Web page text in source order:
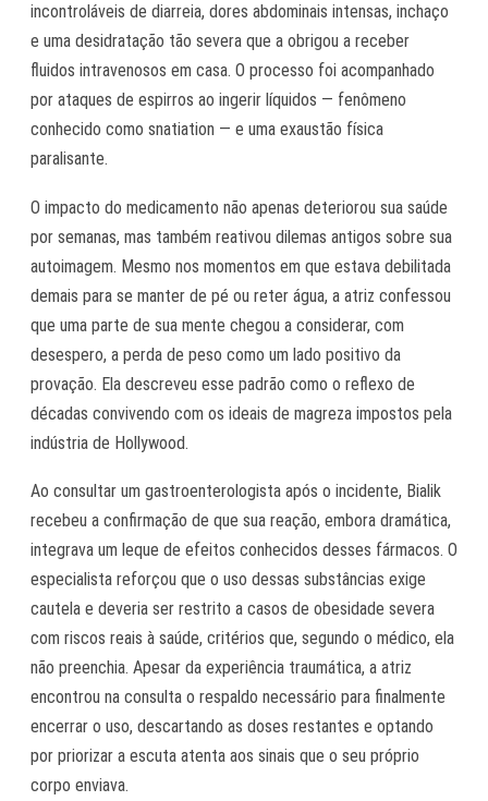
incontroláveis de diarreia, dores abdominais intensas, inchaço
e uma desidratação tão severa que a obrigou a receber
fluidos intravenosos em casa. O processo foi acompanhado
por ataques de espirros ao ingerir líquidos — fenômeno
conhecido como snatiation — e uma exaustão física
paralisante.
O impacto do medicamento não apenas deteriorou sua saúde
por semanas, mas também reativou dilemas antigos sobre sua
autoimagem. Mesmo nos momentos em que estava debilitada
demais para se manter de pé ou reter água, a atriz confessou
que uma parte de sua mente chegou a considerar, com
desespero, a perda de peso como um lado positivo da
provação. Ela descreveu esse padrão como o reflexo de
décadas convivendo com os ideais de magreza impostos pela
indústria de Hollywood.
Ao consultar um gastroenterologista após o incidente, Bialik
recebeu a confirmação de que sua reação, embora dramática,
integrava um leque de efeitos conhecidos desses fármacos. O
especialista reforçou que o uso dessas substâncias exige
cautela e deveria ser restrito a casos de obesidade severa
com riscos reais à saúde, critérios que, segundo o médico, ela
não preenchia. Apesar da experiência traumática, a atriz
encontrou na consulta o respaldo necessário para finalmente
encerrar o uso, descartando as doses restantes e optando
por priorizar a escuta atenta aos sinais que o seu próprio
corpo enviava.